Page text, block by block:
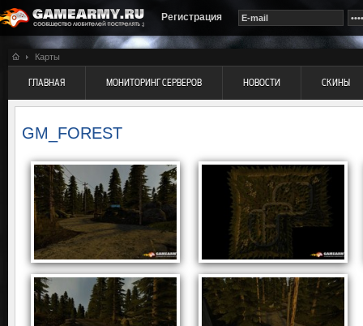
Регистрация
Карты
ГЛАВНАЯ МОНИТОРИНГ СЕРВЕРОВ НОВОСТИ СКИНЫ
GM_FOREST